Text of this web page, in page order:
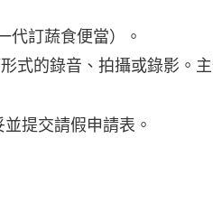
代訂蔬食便當）。
式的錄音、拍攝或錄影。
提交請假申請表。